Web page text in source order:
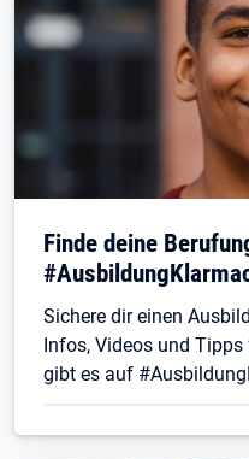
Finde deine
Sichere dir einen
Infos, Videos und
gibt es auf